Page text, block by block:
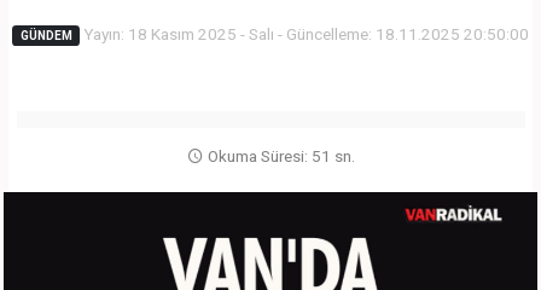
GÜNDEM Yayın: 18 Kasım 2025 - Salı - Güncelleme: 18.11.2025 20:50:00
Okuma Süresi: 51 sn.